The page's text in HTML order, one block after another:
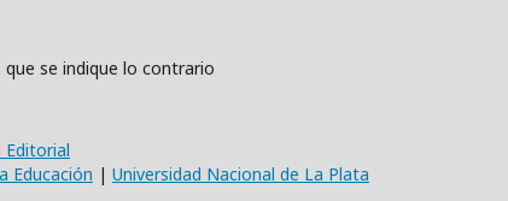
se indique lo contrario
Editorial
Educación | Universidad Nacional de La Plata